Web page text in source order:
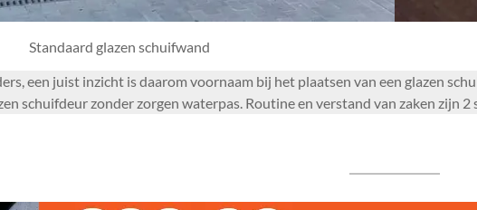
Standaard glazen schuifwand
een juist inzicht is daarom voornaam bij het plaatsen van een glazen
schuifdeur zonder zorgen waterpas. Routine en verstand van zaken zijn